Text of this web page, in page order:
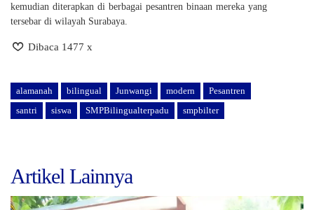
kemudian diterapkan di berbagai pesantren binaan mereka yang
tersebar di wilayah Surabaya.
Dibaca 1477 x
alamanah bilingual Junwangi modern
Pesantren
santri
siswa SMPBilingualterpadu smpbilter
Artikel Lainnya